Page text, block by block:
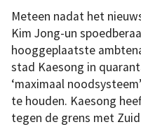
Meteen nadat het
Kim Jong-un
hooggeplaatste
stad Kaesong in
‘maximaal
te houden. Kaesong
tegen de grens met